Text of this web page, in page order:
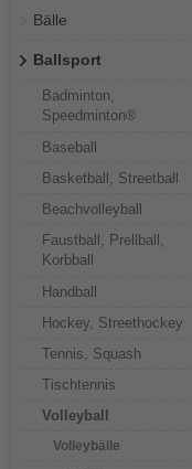
Bälle
Ballsport
Badminton,
Speedminton®
Baseball
Basketball, Streetball
Beachvolleyball
Faustball, Prellball,
Korbball
Handball
Hockey, Streethockey
Tennis, Squash
Tischtennis
Volleyball
Volleybälle